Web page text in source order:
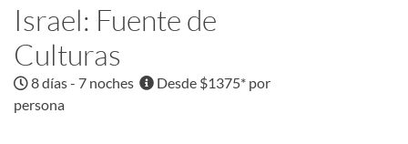
Israel: Fuente de
Culturas
8 días - 7 noches
Desde $1375* por
persona